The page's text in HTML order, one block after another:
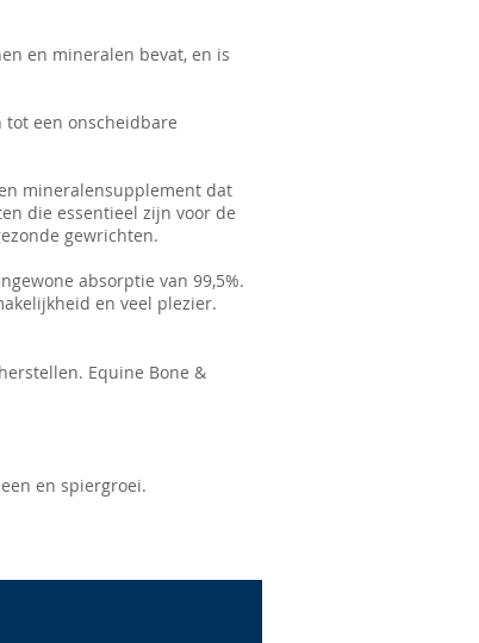
en mineralen bevat, en is
tot een onscheidbare
mineralensupplement dat
die essentieel zijn voor de
gewrichten.
absorptie van 99,5%.
en veel plezier.
Equine Bone &
en spiergroei.